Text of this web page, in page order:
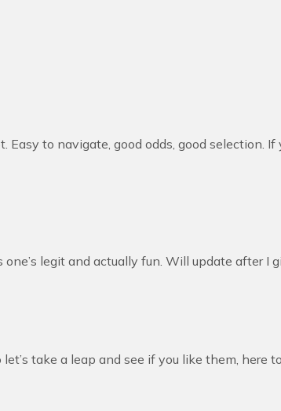
to navigate, good odds, good selection. If
one’s legit and actually fun. Will update after I
take a leap and see if you like them, here